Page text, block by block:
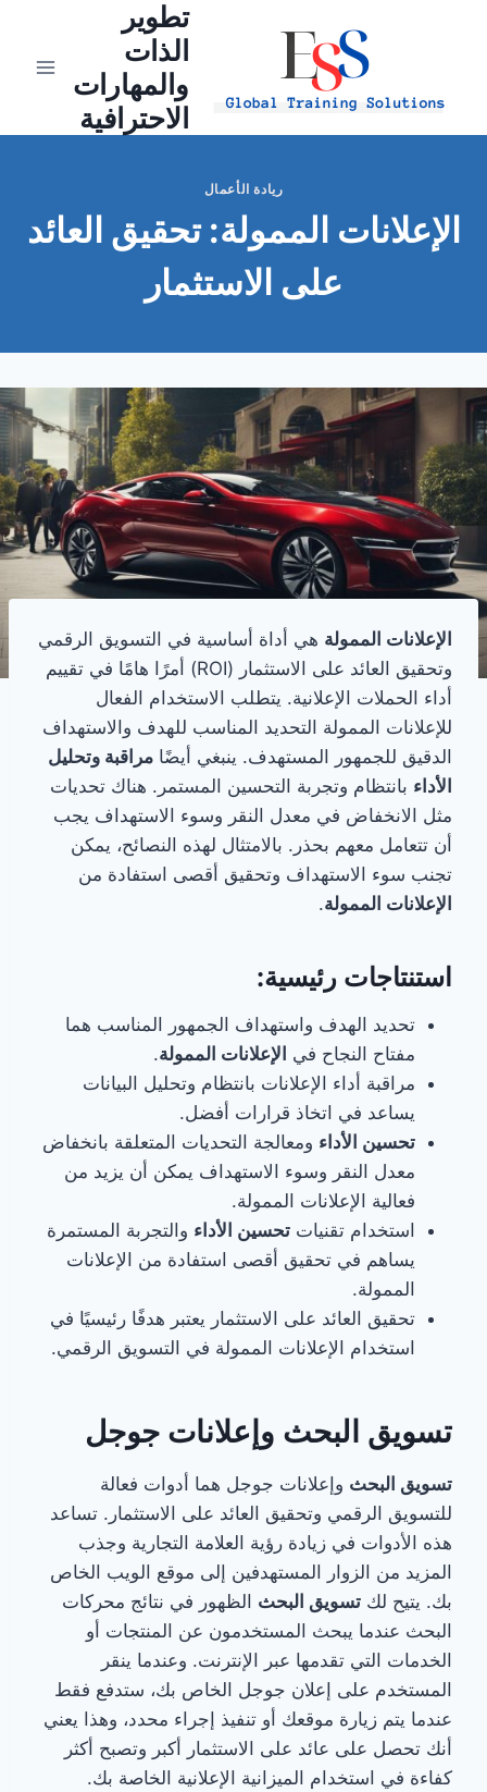
تطوير
الذات
والمهارات
الاحترافية
ريادة الأعمال
الإعلانات الممولة: تحقيق العائد
على الاستثمار
الإعلانات الممولة هي أداة أساسية في التسويق الرقمي
وتحقيق العائد على الاستثمار (ROI) أمرًا هامًا في تقييم
أداء الحملات الإعلانية. يتطلب الاستخدام الفعال
للإعلانات الممولة التحديد المناسب للهدف والاستهداف
الدقيق للجمهور المستهدف. ينبغي أيضًا مراقبة وتحليل
الأداء بانتظام وتجربة التحسين المستمر. هناك تحديات
مثل الانخفاض في معدل النقر وسوء الاستهداف يجب
أن تتعامل معهم بحذر. بالامتثال لهذه النصائح، يمكن
تجنب سوء الاستهداف وتحقيق أقصى استفادة من
الإعلانات الممولة.
استنتاجات رئيسية:
تحديد الهدف واستهداف الجمهور المناسب هما
مفتاح النجاح في الإعلانات الممولة.
مراقبة أداء الإعلانات بانتظام وتحليل البيانات
يساعد في اتخاذ قرارات أفضل.
تحسين الأداء ومعالجة التحديات المتعلقة بانخفاض
معدل النقر وسوء الاستهداف يمكن أن يزيد من
فعالية الإعلانات الممولة.
استخدام تقنيات تحسين الأداء والتجربة المستمرة
يساهم في تحقيق أقصى استفادة من الإعلانات
الممولة.
تحقيق العائد على الاستثمار يعتبر هدفًا رئيسيًا في
استخدام الإعلانات الممولة في التسويق الرقمي.
تسويق البحث وإعلانات جوجل
تسويق البحث وإعلانات جوجل هما أدوات فعالة
للتسويق الرقمي وتحقيق العائد على الاستثمار. تساعد
هذه الأدوات في زيادة رؤية العلامة التجارية وجذب
المزيد من الزوار المستهدفين إلى موقع الويب الخاص
بك. يتيح لك تسويق البحث الظهور في نتائج محركات
البحث عندما يبحث المستخدمون عن المنتجات أو
الخدمات التي تقدمها عبر الإنترنت. وعندما ينقر
المستخدم على إعلان جوجل الخاص بك، ستدفع فقط
عندما يتم زيارة موقعك أو تنفيذ إجراء محدد، وهذا يعني
أنك تحصل على عائد على الاستثمار أكبر وتصبح أكثر
كفاءة في استخدام الميزانية الإعلانية الخاصة بك.